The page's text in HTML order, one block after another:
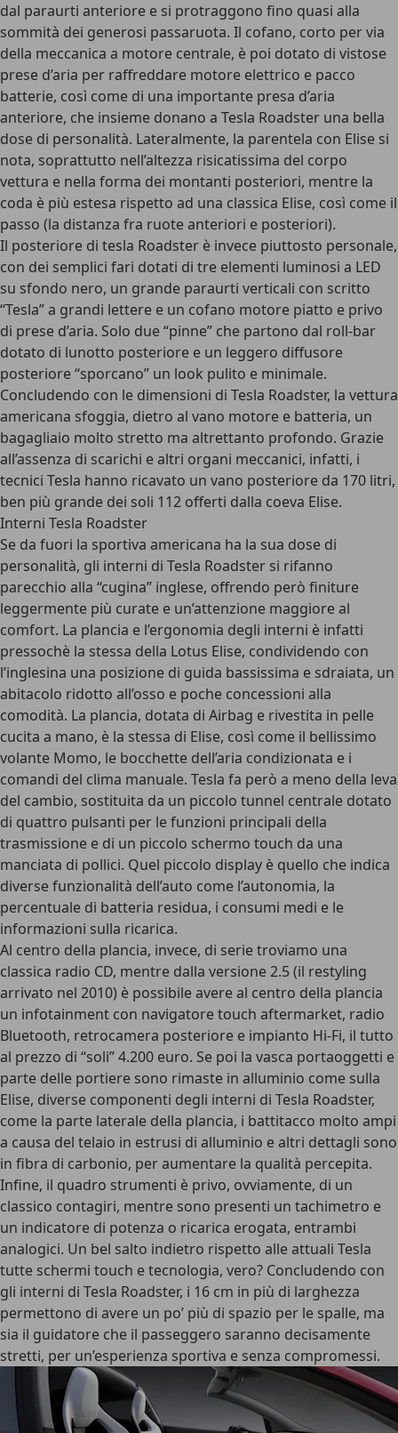
dal paraurti anteriore e si protraggono fino quasi alla
sommità dei generosi passaruota. Il cofano, corto per via
della meccanica a motore centrale, è poi dotato di vistose
prese d’aria per raffreddare motore elettrico e pacco
batterie, così come di una importante presa d’aria
anteriore, che insieme donano a Tesla Roadster una bella
dose di personalità. Lateralmente, la parentela con Elise si
nota, soprattutto nell’altezza risicatissima del corpo
vettura e nella forma dei montanti posteriori, mentre la
coda è più estesa rispetto ad una classica Elise, così come il
passo (la distanza fra ruote anteriori e posteriori).
Il posteriore di tesla Roadster è invece piuttosto personale,
con dei semplici fari dotati di tre elementi luminosi a LED
su sfondo nero, un grande paraurti verticali con scritto
“Tesla” a grandi lettere e un cofano motore piatto e privo
di prese d’aria. Solo due “pinne” che partono dal roll-bar
dotato di lunotto posteriore e un leggero diffusore
posteriore “sporcano” un look pulito e minimale.
Concludendo con le dimensioni di Tesla Roadster, la vettura
americana sfoggia, dietro al vano motore e batteria, un
bagagliaio molto stretto ma altrettanto profondo. Grazie
all’assenza di scarichi e altri organi meccanici, infatti, i
tecnici Tesla hanno ricavato un vano posteriore da 170 litri,
ben più grande dei soli 112 offerti dalla coeva Elise.
Interni Tesla Roadster
Se da fuori la sportiva americana ha la sua dose di
personalità, gli interni di Tesla Roadster si rifanno
parecchio alla “cugina” inglese, offrendo però finiture
leggermente più curate e un’attenzione maggiore al
comfort. La plancia e l’ergonomia degli interni è infatti
pressochè la stessa della Lotus Elise, condividendo con
l’inglesina una posizione di guida bassissima e sdraiata, un
abitacolo ridotto all’osso e poche concessioni alla
comodità. La plancia, dotata di Airbag e rivestita in pelle
cucita a mano, è la stessa di Elise, così come il bellissimo
volante Momo, le bocchette dell’aria condizionata e i
comandi del clima manuale. Tesla fa però a meno della leva
del cambio, sostituita da un piccolo tunnel centrale dotato
di quattro pulsanti per le funzioni principali della
trasmissione e di un piccolo schermo touch da una
manciata di pollici. Quel piccolo display è quello che indica
diverse funzionalità dell’auto come l’autonomia, la
percentuale di batteria residua, i consumi medi e le
informazioni sulla ricarica.
Al centro della plancia, invece, di serie troviamo una
classica radio CD, mentre dalla versione 2.5 (il restyling
arrivato nel 2010) è possibile avere al centro della plancia
un infotainment con navigatore touch aftermarket, radio
Bluetooth, retrocamera posteriore e impianto Hi-Fi, il tutto
al prezzo di “soli” 4.200 euro. Se poi la vasca portaoggetti e
parte delle portiere sono rimaste in alluminio come sulla
Elise, diverse componenti degli interni di Tesla Roadster,
come la parte laterale della plancia, i battitacco molto ampi
a causa del telaio in estrusi di alluminio e altri dettagli sono
in fibra di carbonio, per aumentare la qualità percepita.
Infine, il quadro strumenti è privo, ovviamente, di un
classico contagiri, mentre sono presenti un tachimetro e
un indicatore di potenza o ricarica erogata, entrambi
analogici. Un bel salto indietro rispetto alle attuali Tesla
tutte schermi touch e tecnologia, vero? Concludendo con
gli interni di Tesla Roadster, i 16 cm in più di larghezza
permettono di avere un po’ più di spazio per le spalle, ma
sia il guidatore che il passeggero saranno decisamente
stretti, per un’esperienza sportiva e senza compromessi.